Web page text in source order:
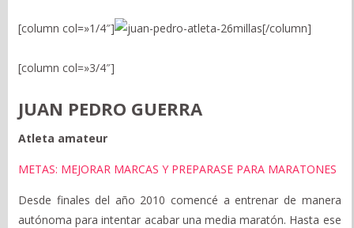
[column col=»1/4″] [/column]
[column col=»3/4″]
JUAN PEDRO GUERRA
Atleta amateur
METAS: MEJORAR MARCAS Y PREPARASE PARA MARATONES
Desde finales del año 2010 comencé a entrenar de manera
autónoma para intentar acabar una media maratón. Hasta ese